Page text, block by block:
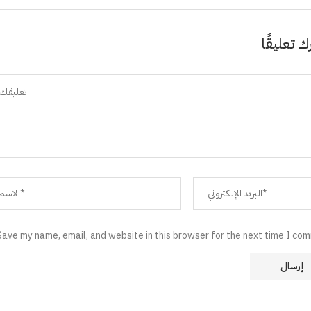
تعليقًا
my name, email, and website in this browser for the next time I